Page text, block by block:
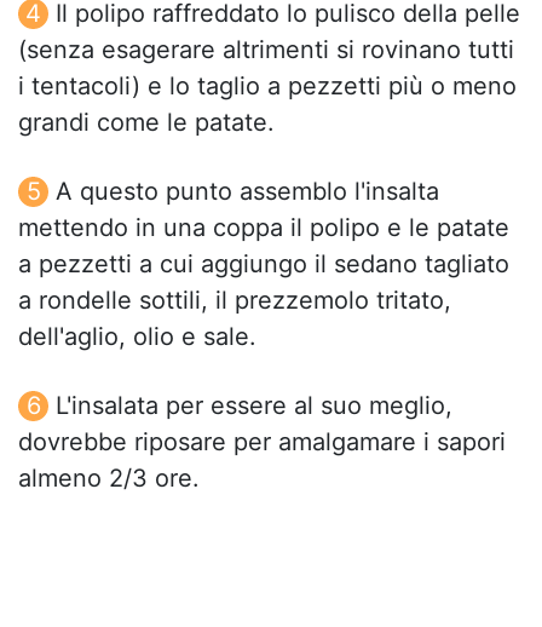
Il polipo raffreddato lo pulisco della pelle
(senza esagerare altrimenti si rovinano tutti
i tentacoli) e lo taglio a pezzetti più o meno
grandi come le patate.
A questo punto assemblo l'insalta
mettendo in una coppa il polipo e le patate
a pezzetti a cui aggiungo il sedano tagliato
a rondelle sottili, il prezzemolo tritato,
dell'aglio, olio e sale.
L'insalata per essere al suo meglio,
dovrebbe riposare per amalgamare i sapori
almeno 2/3 ore.